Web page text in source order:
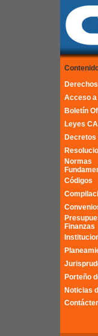
Derechos
Acceso
Boletín
Leyes
Normas
Códigos
Finanzas
Porteño
Noticias